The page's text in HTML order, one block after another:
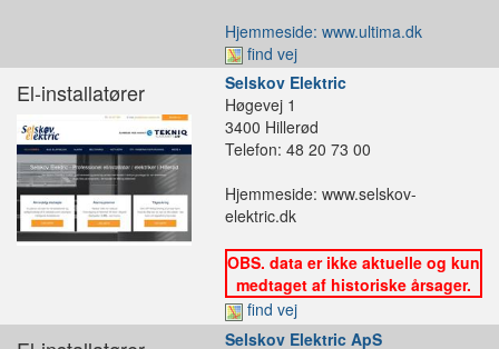
Hjemmeside: www.ultima.dk
find vej
El-installatører
Selskov Elektric
Høgevej 1
3400 Hillerød
Telefon: 48 20 73 00
Hjemmeside: www.selskov-
elektric.dk
OBS. data er ikke aktuelle og kun
medtaget af historiske årsager.
find vej
Selskov Elektric ApS